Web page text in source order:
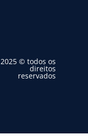
2025 © todos os
direitos
reservados